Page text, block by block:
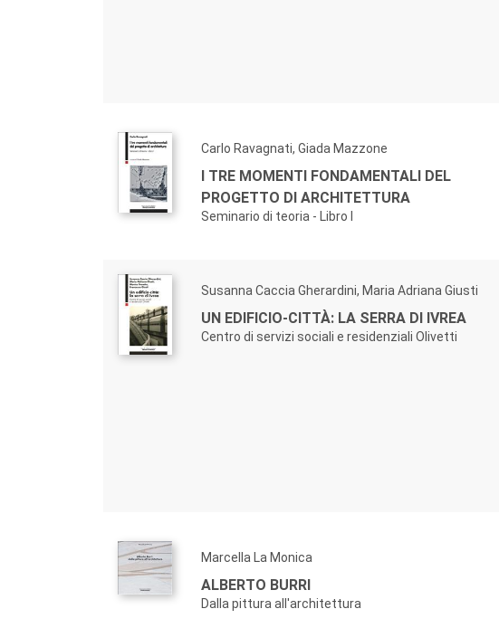
Carlo Ravagnati, Giada Mazzone
I TRE MOMENTI FONDAMENTALI DEL
PROGETTO DI ARCHITETTURA
Seminario di teoria - Libro I
Susanna Caccia Gherardini, Maria Adriana Giusti
UN EDIFICIO-CITTÀ: LA SERRA DI IVREA
Centro di servizi sociali e residenziali Olivetti
Marcella La Monica
ALBERTO BURRI
Dalla pittura all'architettura